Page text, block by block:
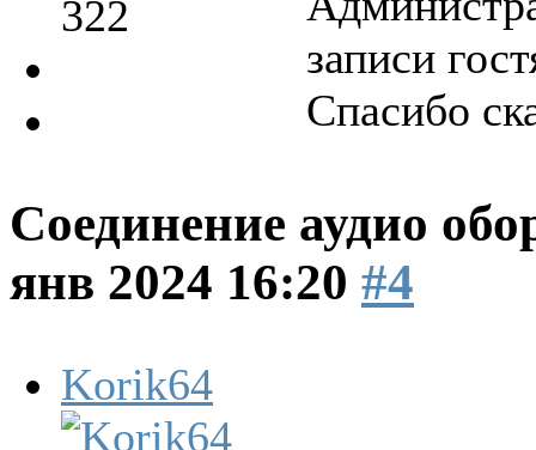
322
записи
Спасибо
Соединение аудио
янв 2024 16:20 #4
Korik64